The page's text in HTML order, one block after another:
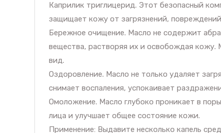
Каприлик триглицерид. Этот безопасный
защищает кожу от загрязнений,
Бережное очищение. Масло не содержит
вещества, растворяя их и освобождая
вид.
Оздоровление. Масло не только удаляет
снимает воспаления, успокаивает
Омоложение. Масло глубоко проникает в
лица и улучшает общее состояние кожи.
Применение: Выдавите несколько капель